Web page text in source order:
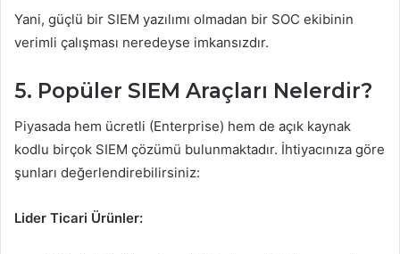
Yani, güçlü bir SIEM yazılımı olmadan bir SOC ekibinin
verimli çalışması neredeyse imkansızdır.
5. Popüler SIEM Araçları Nelerdir?
Piyasada hem ücretli (Enterprise) hem de açık kaynak
kodlu birçok SIEM çözümü bulunmaktadır. İhtiyacınıza göre
şunları değerlendirebilirsiniz:
Lider Ticari Ürünler: